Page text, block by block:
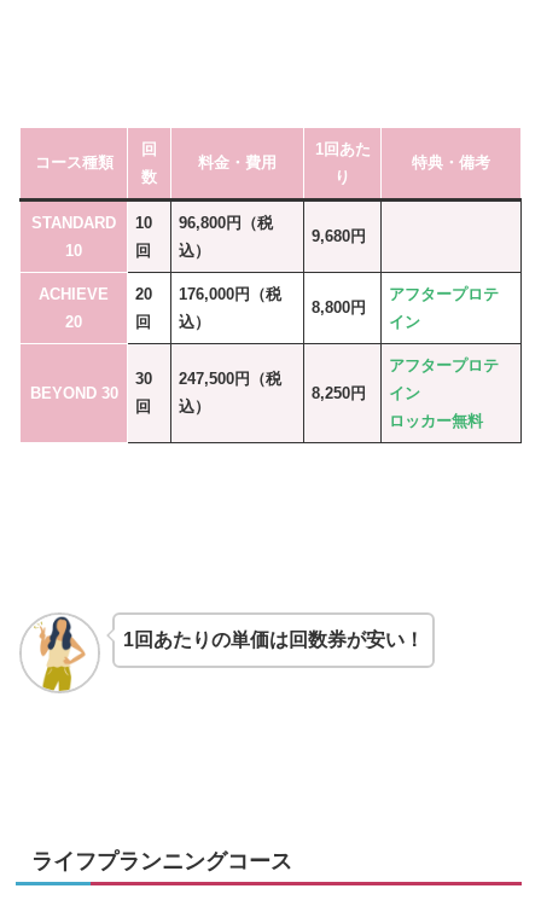
コース種類
回
数
料金・費用
1回あた
り
特典・備考
STANDARD
10
10
回
96,800円（税
込）
9,680円
ACHIEVE
20
20
回
176,000円（税
込）
8,800円
アフタープロテ
イン
BEYOND 30
30
回
247,500円（税
込）
8,250円
アフタープロテ
イン
ロッカー無料
1回あたりの単価は回数券が安い！
ライフプランニングコース